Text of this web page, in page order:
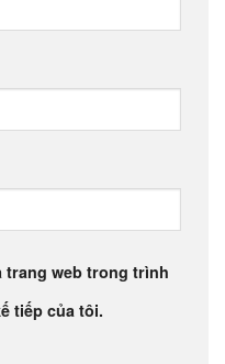
trang web trong trình
tiếp của tôi.